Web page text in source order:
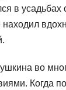
в усадьбах
находил
во
Когда